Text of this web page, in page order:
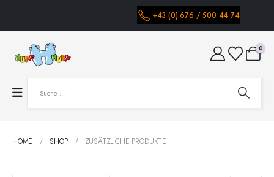
+43 (0) 676 / 500 44 74
0
HOME SHOP ZUSÄTZLICHE PRODUKTE